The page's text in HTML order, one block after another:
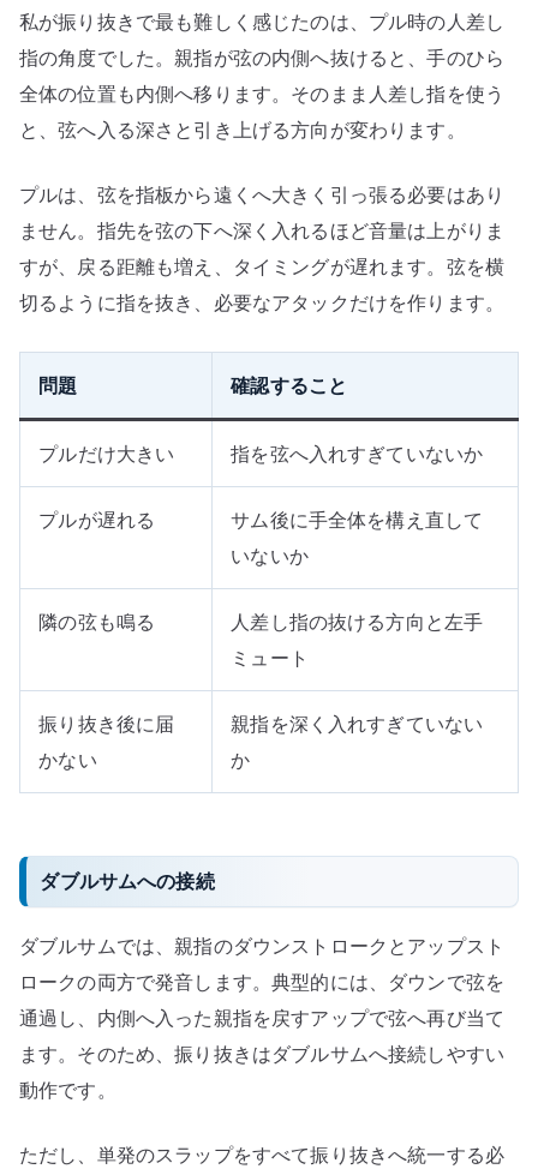
私が振り抜きで最も難しく感じたのは、プル時の人差し
指の角度でした。親指が弦の内側へ抜けると、手のひら
全体の位置も内側へ移ります。そのまま人差し指を使う
と、弦へ入る深さと引き上げる方向が変わります。
プルは、弦を指板から遠くへ大きく引っ張る必要はあり
ません。指先を弦の下へ深く入れるほど音量は上がりま
すが、戻る距離も増え、タイミングが遅れます。弦を横
切るように指を抜き、必要なアタックだけを作ります。
問題 確認すること
プルだけ大きい 指を弦へ入れすぎていないか
プルが遅れる
サム後に手全体を構え直して
いないか
隣の弦も鳴る
人差し指の抜ける方向と左手
ミュート
振り抜き後に届
かない
親指を深く入れすぎていない
か
ダブルサムへの接続
ダブルサムでは、親指のダウンストロークとアップスト
ロークの両方で発音します。典型的には、ダウンで弦を
通過し、内側へ入った親指を戻すアップで弦へ再び当て
ます。そのため、振り抜きはダブルサムへ接続しやすい
動作です。
ただし、単発のスラップをすべて振り抜きへ統一する必